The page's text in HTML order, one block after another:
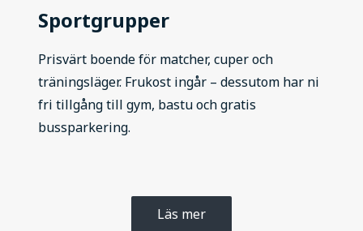
Sportgrupper
Prisvärt boende för matcher, cuper och
träningsläger. Frukost ingår – dessutom har ni
fri tillgång till gym, bastu och gratis
bussparkering.
Läs mer